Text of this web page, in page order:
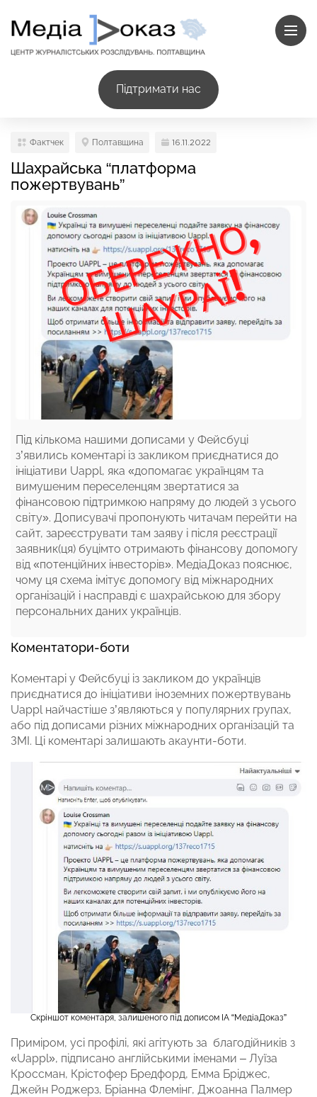
Підтримати нас
Фактчек Полтавщина 16.11.2022
Шахрайська “платформа
пожертвувань”
Під кількома нашими дописами у Фейсбуці
з’явились коментарі із закликом приєднатися до
ініціативи Uappl, яка «допомагає українцям та
вимушеним переселенцям звертатися за
фінансовою підтримкою напряму до людей з усього
світу». Дописувачі пропонують читачам перейти на
сайт, зареєструвати там заяву і після реєстрації
заявник(ця) буцімто отримають фінансову допомогу
від «потенційних інвесторів». МедіаДоказ пояснює,
чому ця схема імітує допомогу від міжнародних
організацій і насправді є шахрайською для збору
персональних даних українців.
Коментатори-боти
Коментарі у Фейсбуці із закликом до українців
приєднатися до ініціативи іноземних пожертвувань
Uappl найчастіше з’являються у популярних групах,
або під дописами різних міжнародних організацій та
ЗМІ. Ці коментарі залишають акаунти-боти.
Скріншот коментаря, залишеного під дописом ІА “МедіаДоказ”
Приміром, усі профілі, які агітують за благодійників з
«Uappl», підписано англійськими іменами – Луїза
Кроссман, Крістофер Бредфорд, Емма Бріджес,
Джейн Роджерз, Бріанна Флемінг, Джоанна Палмер